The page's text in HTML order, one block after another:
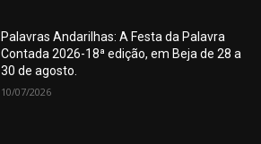
Palavras Andarilhas: A Festa da Palavra
Contada 2026-18ª edição, em Beja de 28 a
30 de agosto.
10/07/2026